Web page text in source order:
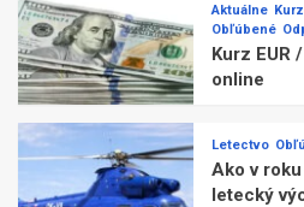
Aktuálne
Obľúbené
Kurz EUR
online
Letectvo
Ako v
letecký